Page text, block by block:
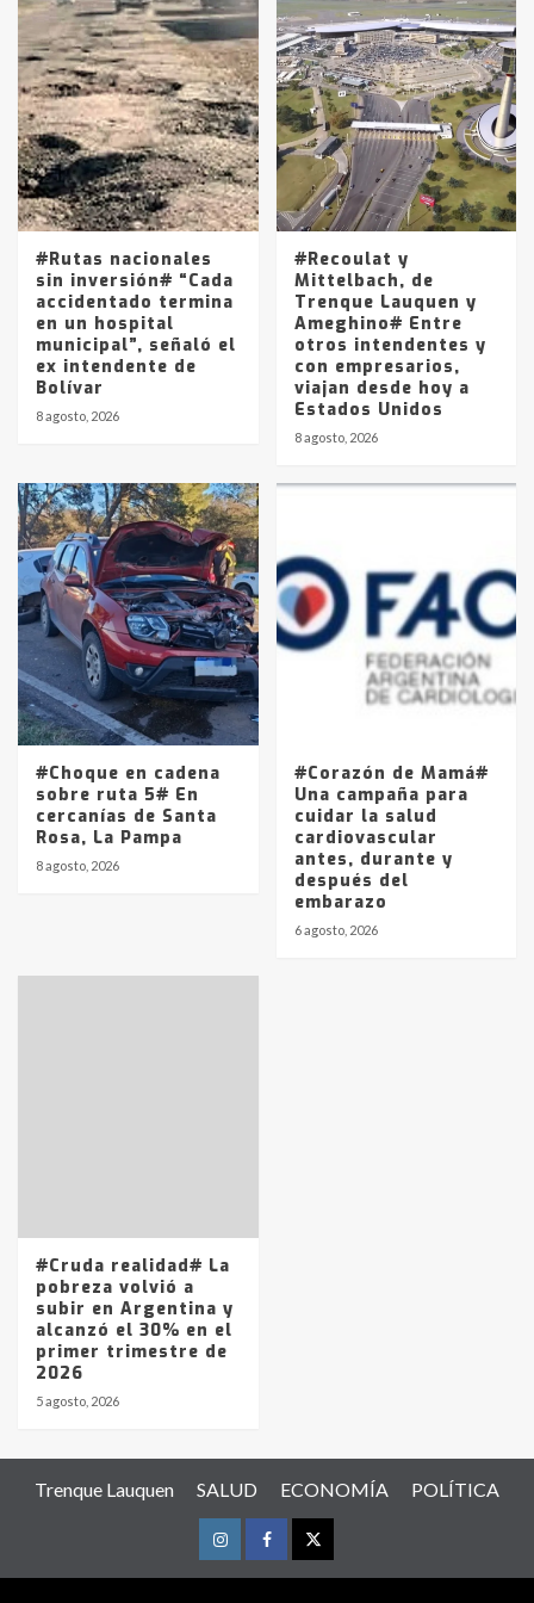
4
Accidente en Ruta 5: falleció un
joven de Trenque Lauquen
Los precios de los combustibles en
La Pampa, desde YPF hasta Axion
entre 857 a 1338 pesos
#Rutas nacionales
sin inversión# “Cada
accidentado termina
en un hospital
municipal”, señaló el
ex intendente de
Bolívar
8 agosto, 2026
#Recoulat y
Mittelbach, de
Trenque Lauquen y
Ameghino# Entre
otros intendentes y
con empresarios,
viajan desde hoy a
Estados Unidos
8 agosto, 2026
#Choque en cadena
sobre ruta 5# En
cercanías de Santa
Rosa, La Pampa
8 agosto, 2026
#Corazón de Mamá#
Una campaña para
cuidar la salud
cardiovascular
antes, durante y
después del
embarazo
6 agosto, 2026
#Cruda realidad# La
pobreza volvió a
subir en Argentina y
alcanzó el 30% en el
primer trimestre de
2026
5 agosto, 2026
Trenque Lauquen SALUD ECONOMÍA POLÍTICA
InstagramFacebookTwitter